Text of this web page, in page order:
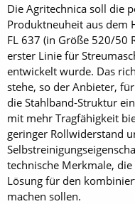
Die Agritechnica soll die
Produktneuheit aus dem
FL 637 (in Größe 520/50
erster Linie für
entwickelt wurde. Das
stehe, so der Anbieter,
die Stahlband-Struktur
mit mehr Tragfähigkeit
geringer Rollwiderstand
technische Merkmale,
Lösung für den
machen sollen.